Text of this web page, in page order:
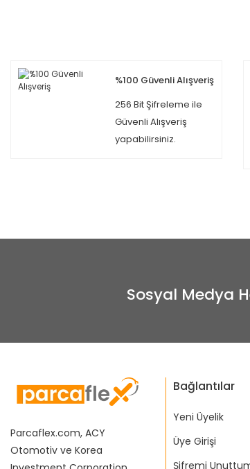
%100 Güvenli Alışveriş
256 Bit Şifreleme ile
Güvenli Alışveriş
yapabilirsiniz.
Sosyal Medya
Parcaflex.com, ACY
Otomotiv ve Korea
Bağlantılar
Yeni Üyelik
Üye Girişi
Şifremi